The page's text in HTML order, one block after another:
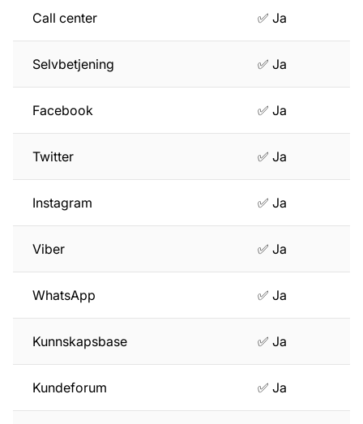
Call center ✅ Ja
Selvbetjening ✅ Ja
Facebook ✅ Ja
Twitter ✅ Ja
Instagram ✅ Ja
Viber ✅ Ja
WhatsApp ✅ Ja
Kunnskapsbase ✅ Ja
Kundeforum ✅ Ja